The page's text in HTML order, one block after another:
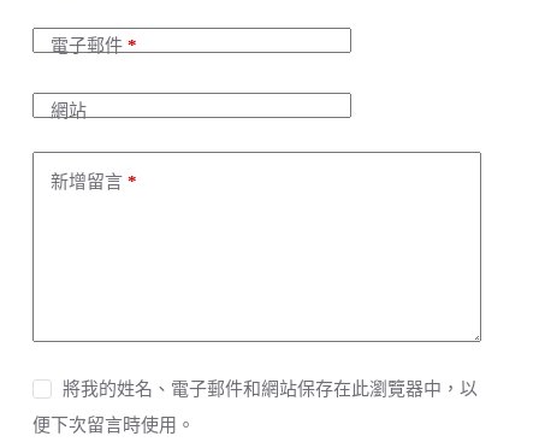
電子郵件*
網站
新增留言*
將我的姓名、電子郵件和網站保存在此瀏覽器中，以
便下次留言時使用。
a
t
v
e